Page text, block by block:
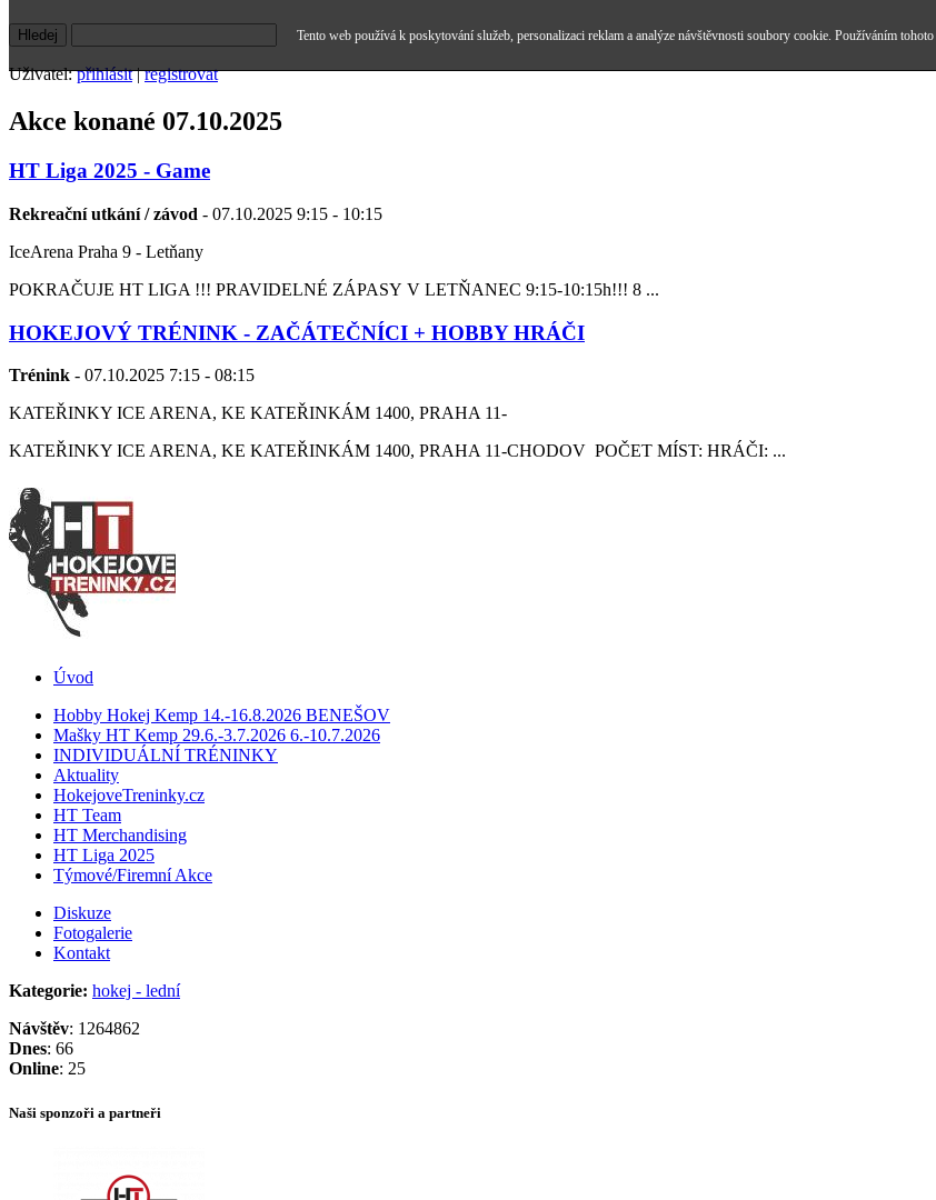
Uživatel:přihlásit|registrovat
Akce konané 07.10.2025
HT Liga 2025 - Game
Rekreační utkání / závod - 07.10.2025 9:15 - 10:15
IceArena Praha 9 - Letňany
POKRAČUJE HT LIGA !!! PRAVIDELNÉ ZÁPASY V LETŇANEC 9:15-10:15h!!! 8 ...
HOKEJOVÝ TRÉNINK - ZAČÁTEČNÍCI + HOBBY HRÁČI
Trénink - 07.10.2025 7:15 - 08:15
KATEŘINKY ICE ARENA, KE KATEŘINKÁM 1400, PRAHA 11-
KATEŘINKY ICE ARENA, KE KATEŘINKÁM 1400, PRAHA 11-CHODOV POČET MÍST: HRÁČI: ...
Úvod
Hobby Hokej Kemp 14.-16.8.2026 BENEŠOV
Mašky HT Kemp 29.6.-3.7.2026 6.-10.7.2026
INDIVIDUÁLNÍ TRÉNINKY
Aktuality
HokejoveTreninky.cz
HT Team
HT Merchandising
HT Liga 2025
Týmové/Firemní Akce
Diskuze
Fotogalerie
Kontakt
Kategorie: hokej - lední
Návštěv: 1264862
Dnes: 66
Online: 25
Naši sponzoři a partneři
Tento web používá k poskytování služeb, personalizaci reklam a analýze návštěvnosti soubory cookie. Používáním